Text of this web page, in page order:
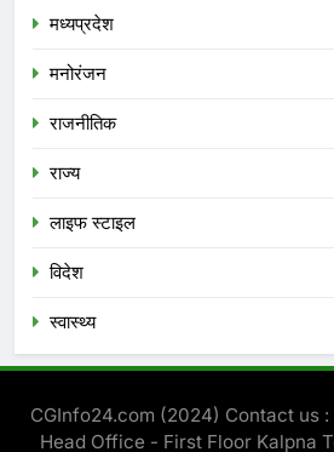
मध्‍यप्रदेश
मनोरंजन
राजनीतिक
राज्य
लाइफ स्टाइल
विदेश
स्‍वास्‍थ्‍य
CGInfo24.com (2024) Contact us :
Head Office - First Floor Kalpna